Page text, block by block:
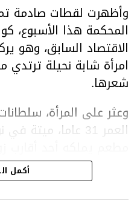
وأظهرت لقطات صادمة
المحكمة هذا الأسبوع،
الاقتصاد السابق، وهو
امرأة شابة نحيلة
شعرها.
وعثر على المرأة،
العمر 31 عاما،
ووفقا لتقرير الطبيب
متأثرة بصدمة في
أنفها مكسورة وكانت
أكمل